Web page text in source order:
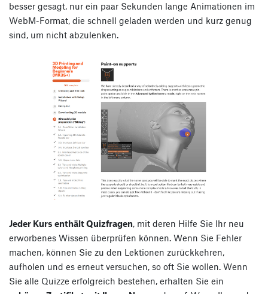
besser gesagt, nur ein paar Sekunden lange Animationen im
WebM-Format, die schnell geladen werden und kurz genug
sind, um nicht abzulenken.
Jeder Kurs enthält Quizfragen, mit deren Hilfe Sie Ihr neu
erworbenes Wissen überprüfen können. Wenn Sie Fehler
machen, können Sie zu den Lektionen zurückkehren,
aufholen und es erneut versuchen, so oft Sie wollen. Wenn
Sie alle Quizze erfolgreich bestehen, erhalten Sie ein